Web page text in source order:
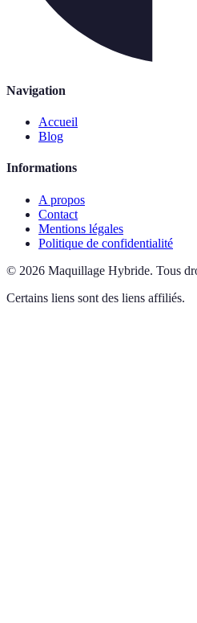
Navigation
Accueil
Blog
Informations
A propos
Contact
Mentions légales
Politique de confidentialité
© 2026 Maquillage Hybride. Tous
Certains liens sont des liens affiliés.